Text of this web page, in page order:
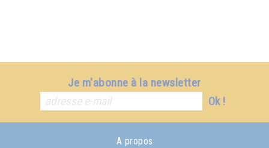
Je m'abonne à la newsletter
Ok !
A propos